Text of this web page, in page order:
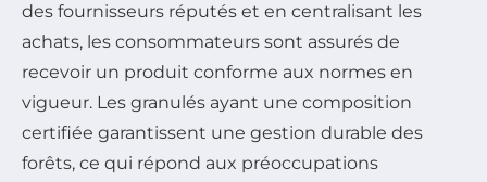
des fournisseurs réputés et en centralisant les
achats, les consommateurs sont assurés de
recevoir un produit conforme aux normes en
vigueur. Les granulés ayant une composition
certifiée garantissent une gestion durable des
forêts, ce qui répond aux préoccupations